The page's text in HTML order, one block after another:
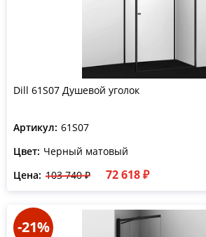
Dill 61S07 Душевой уголок
Артикул: 61S07
Цвет: Черный матовый
Цена: 103 740 ₽ 72 618 ₽
-21%